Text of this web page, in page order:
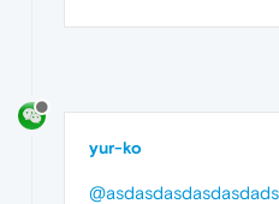
yur-ko
@asdasdasdasdasdads